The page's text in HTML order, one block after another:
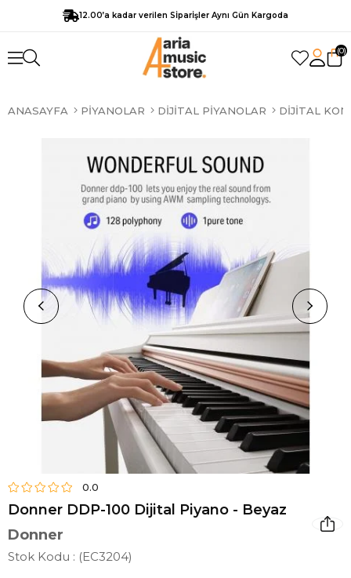
12.00’a kadar verilen Sİparİşler Aynı Gün Kargoda
0
ANASAYFA PIYANOLAR DIJITAL PIYANOLAR DIJITAL
0.0
Donner DDP-100 Dijital Piyano - Beyaz
Donner
Stok Kodu (EC3204)